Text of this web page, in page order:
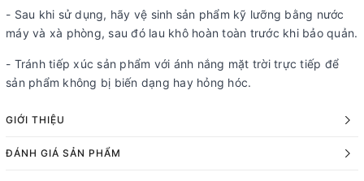
- Sau khi sử dụng, hãy vệ sinh sản phẩm kỹ lưỡng bằng nước
máy và xà phòng, sau đó lau khô hoàn toàn trước khi bảo quản.
- Tránh tiếp xúc sản phẩm với ánh nắng mặt trời trực tiếp để
sản phẩm không bị biến dạng hay hỏng hóc.
GIỚI THIỆU
ĐÁNH GIÁ SẢN PHẨM